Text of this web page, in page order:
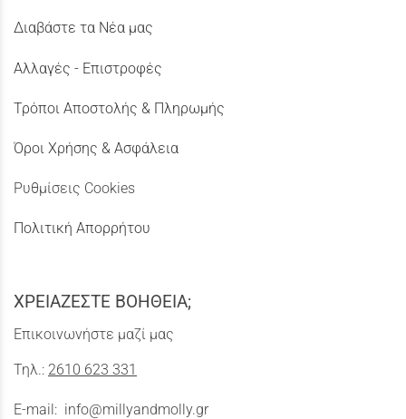
Διαβάστε τα Νέα μας
Αλλαγές - Επιστροφές
Τρόποι Αποστολής & Πληρωμής
Όροι Χρήσης & Ασφάλεια
Ρυθμίσεις Cookies
Πολιτική Απορρήτου
ΧΡΕΙΑΖΕΣΤΕ ΒΟΗΘΕΙΑ;
Επικοινωνήστε μαζί μας
Τηλ.: 2610 623 331
E-mail: info@millyandmolly.gr